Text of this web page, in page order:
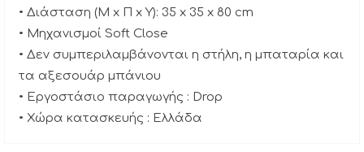
• Διάσταση (Μ x Π x Υ): 35 x 35 x 80 cm
• Μηχανισμοί Soft Close
• Δεν συμπεριλαμβάνονται η στήλη, η μπαταρία και
τα αξεσουάρ μπάνιου
• Εργοστάσιο παραγωγής : Drop
• Χώρα κατασκευής : Ελλάδα